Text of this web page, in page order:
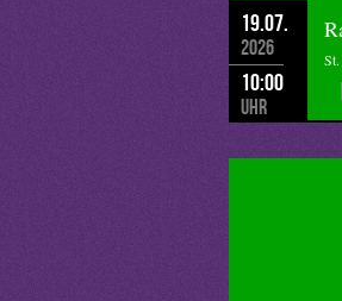
19.07.
2026
10:00
Uhr